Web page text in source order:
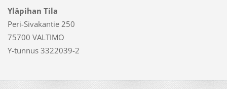
Yläpihan Tila
Peri-Sivakantie 250
75700 VALTIMO
Y-tunnus 3322039-2